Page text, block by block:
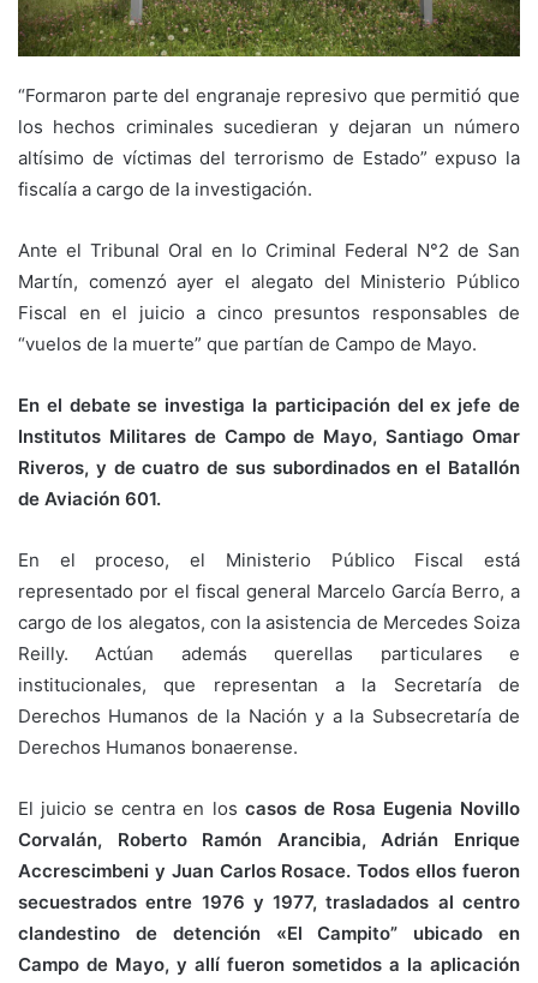
“Formaron parte del engranaje represivo que permitió que
los hechos criminales sucedieran y dejaran un número
altísimo de víctimas del terrorismo de Estado” expuso la
fiscalía a cargo de la investigación.
Ante el Tribunal Oral en lo Criminal Federal N°2 de San
Martín, comenzó ayer el alegato del Ministerio Público
Fiscal en el juicio a cinco presuntos responsables de
“vuelos de la muerte” que partían de Campo de Mayo.
En el debate se investiga la participación del ex jefe de
Institutos Militares de Campo de Mayo, Santiago Omar
Riveros, y de cuatro de sus subordinados en el Batallón
de Aviación 601.
En el proceso, el Ministerio Público Fiscal está
representado por el fiscal general Marcelo García Berro, a
cargo de los alegatos, con la asistencia de Mercedes Soiza
Reilly. Actúan además querellas particulares e
institucionales, que representan a la Secretaría de
Derechos Humanos de la Nación y a la Subsecretaría de
Derechos Humanos bonaerense.
El juicio se centra en los casos de Rosa Eugenia Novillo
Corvalán, Roberto Ramón Arancibia, Adrián Enrique
Accrescimbeni y Juan Carlos Rosace. Todos ellos fueron
secuestrados entre 1976 y 1977, trasladados al centro
clandestino de detención «El Campito” ubicado en
Campo de Mayo, y allí fueron sometidos a la aplicación